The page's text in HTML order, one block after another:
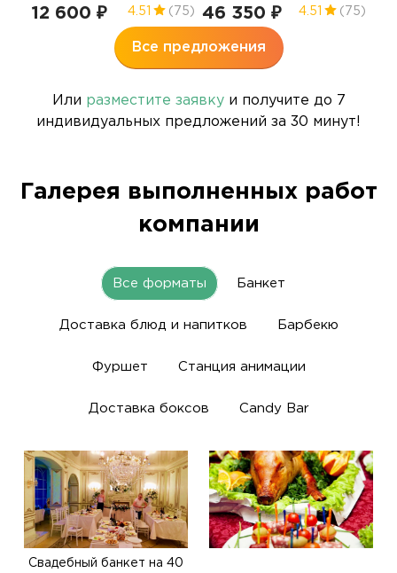
12 600 ₽ 4.51 (75) 46 350 ₽ 4.51 (75)
Все предложения
Или разместите заявкуи получите до 7
индивидуальных предложений за 30 минут!
Галерея выполненных работ
компании
Все форматы Банкет
Доставка блюд и напитков Барбекю
Фуршет Станция анимации
Доставка боксов Candy Bar
Свадебный банкет на 40